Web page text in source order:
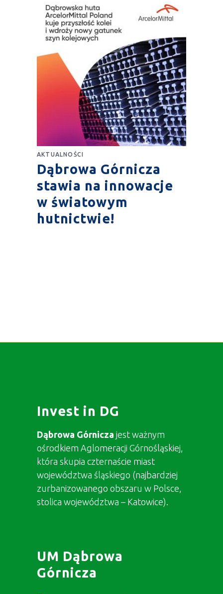
AKTUALNOŚCI
Dąbrowa Górnicza
stawia na innowacje
w światowym
hutnictwie!
Invest in DG
Dąbrowa Górnicza jest ważnym
ośrodkiem Aglomeracji Górnośląskiej,
która skupia czternaście miast
województwa śląskiego (najbardziej
zurbanizowanego obszaru w Polsce,
stolica województwa – Katowice).
UM Dąbrowa
Górnicza